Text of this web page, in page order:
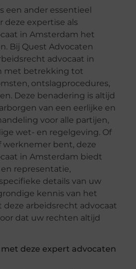
een ander essentieel
deze expertise als
in Amsterdam het
Bij Quest Advocaten
advocaat in
met betrekking tot
ontslagprocedures,
Deze benadering is altijd
van een eerlijke en
voor alle partijen,
wet- en regelgeving. Of
werknemer bent, deze
in Amsterdam biedt
representatie,
details van uw
kennis van het
deze arbeidsrecht advocaat
dat uw rechten altijd
deze expert advocaten